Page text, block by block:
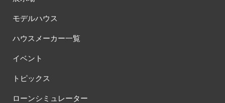
モデルハウス
ハウスメーカー一覧
イベント
トピックス
ローンシミュレーター